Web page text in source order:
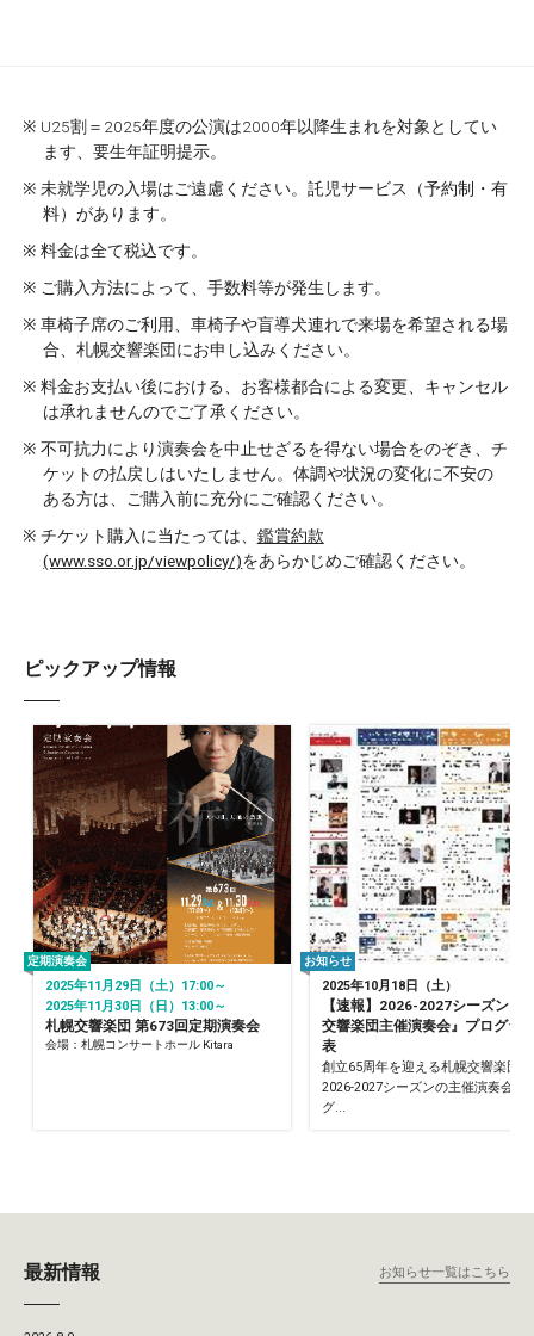
U25割＝2025年度の公演は2000年以降生まれを対象としてい
ます、要生年証明提示。
未就学児の入場はご遠慮ください。託児サービス（予約制・有
料）があります。
料金は全て税込です。
ご購入方法によって、手数料等が発生します。
車椅子席のご利用、車椅子や盲導犬連れで来場を希望される場
合、札幌交響楽団にお申し込みください。
料金お支払い後における、お客様都合による変更、キャンセル
は承れませんのでご了承ください。
不可抗力により演奏会を中止せざるを得ない場合をのぞき、チ
ケットの払戻しはいたしません。体調や状況の変化に不安の
ある方は、ご購入前に充分にご確認ください。
チケット購入に当たっては、 鑑賞約款
(www.sso.or.jp/viewpolicy/)をあらかじめご確認ください。
ピックアップ情報
2025年11月29日（土）17:00～
2025年11月30日（日）13:00～
札幌交響楽団 第673回定期演奏会
会場：札幌コンサートホール Kitara
定期演奏会
2025年10月18日（土）
【速報】2026-2027シーズン『
交響楽団主催演奏会』プログラ
表
お知らせ
創立65周年を迎える札幌交響楽団の
2026-2027シーズンの主催演奏会の
グ...
最新情報 お知らせ一覧はこちら